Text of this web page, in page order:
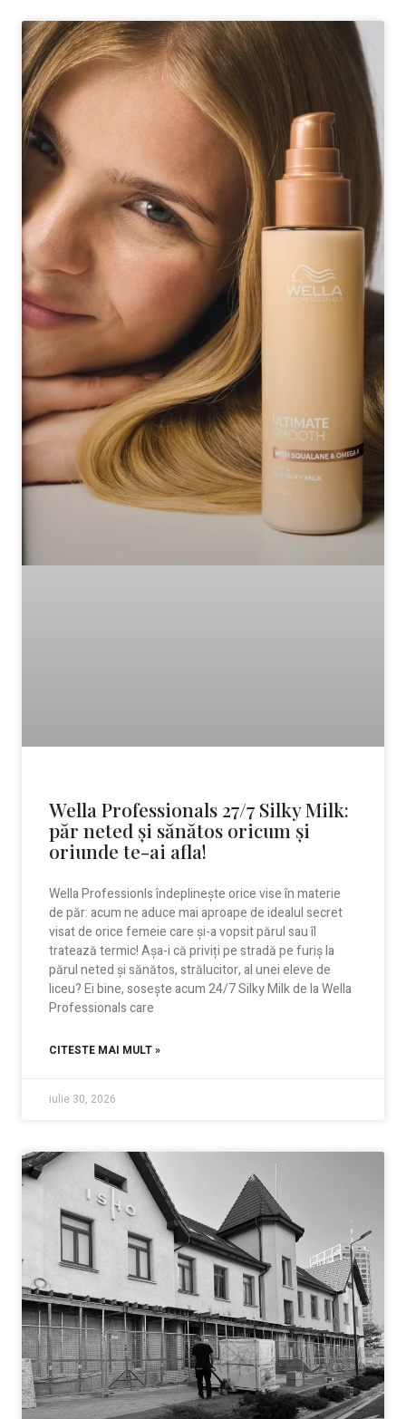
Wella Professionals 27/7 Silky Milk:
păr neted și sănătos oricum și
oriunde te-ai afla!
Wella Professionls îndeplinește orice vise în materie
de păr: acum ne aduce mai aproape de idealul secret
visat de orice femeie care și-a vopsit părul sau îl
tratează termic! Așa-i că priviți pe stradă pe furiș la
părul neted și sănătos, strălucitor, al unei eleve de
liceu? Ei bine, sosește acum 24/7 Silky Milk de la Wella
Professionals care
CITESTE MAI MULT »
iulie 30, 2026